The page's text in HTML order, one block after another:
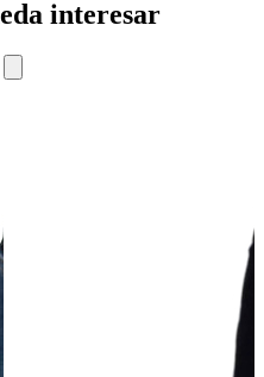
interesar